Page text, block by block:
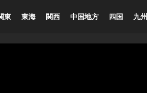
東 東海 関西 中国地方 四国 九